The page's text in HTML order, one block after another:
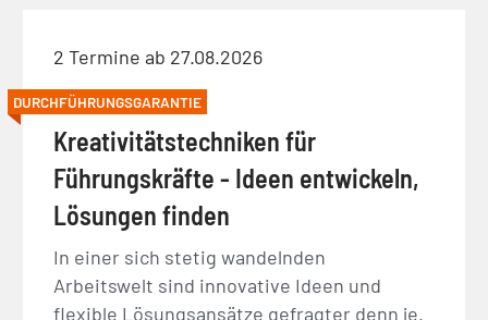
2 Termine ab 27.08.2026
DURCHFÜHRUNGSGARANTIE
Kreativitätstechniken für
Führungskräfte - Ideen entwickeln,
Lösungen finden
In einer sich stetig wandelnden
Arbeitswelt sind innovative Ideen und
flexible Lösungsansätze gefragter denn je.